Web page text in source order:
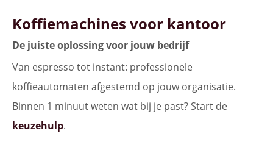
Koffiemachines voor kantoor
De juiste oplossing voor jouw bedrijf
Van espresso tot instant: professionele
koffieautomaten afgestemd op jouw organisatie.
Binnen 1 minuut weten wat bij je past? Start de
keuzehulp.